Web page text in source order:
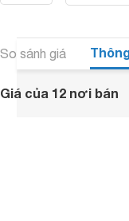
So sánh giá
Giá của 12 nơi bán